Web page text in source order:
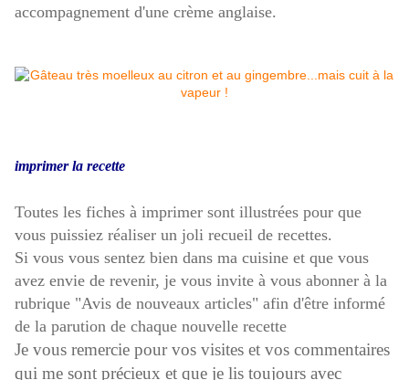
accompagnement d'une crème anglaise.
imprimer la recette
Toutes les fiches à imprimer sont illustrées pour que
vous puissiez réaliser un joli recueil de recettes.
Si vous vous sentez bien dans ma cuisine et que vous
avez envie de revenir, je vous invite à vous abonner à la
rubrique "Avis de nouveaux articles" afin d'être informé
de la parution de chaque nouvelle recette
Je vous remercie pour vos visites et vos commentaires
qui me sont précieux et que je lis toujours avec